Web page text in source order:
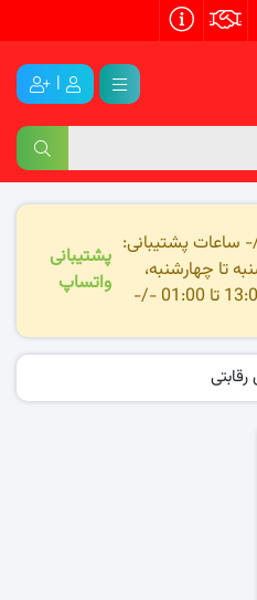
|
ساعات پشتیبانی:
تا چهارشنبه،
01:00 -/-
پشتیبانی
واتساپ